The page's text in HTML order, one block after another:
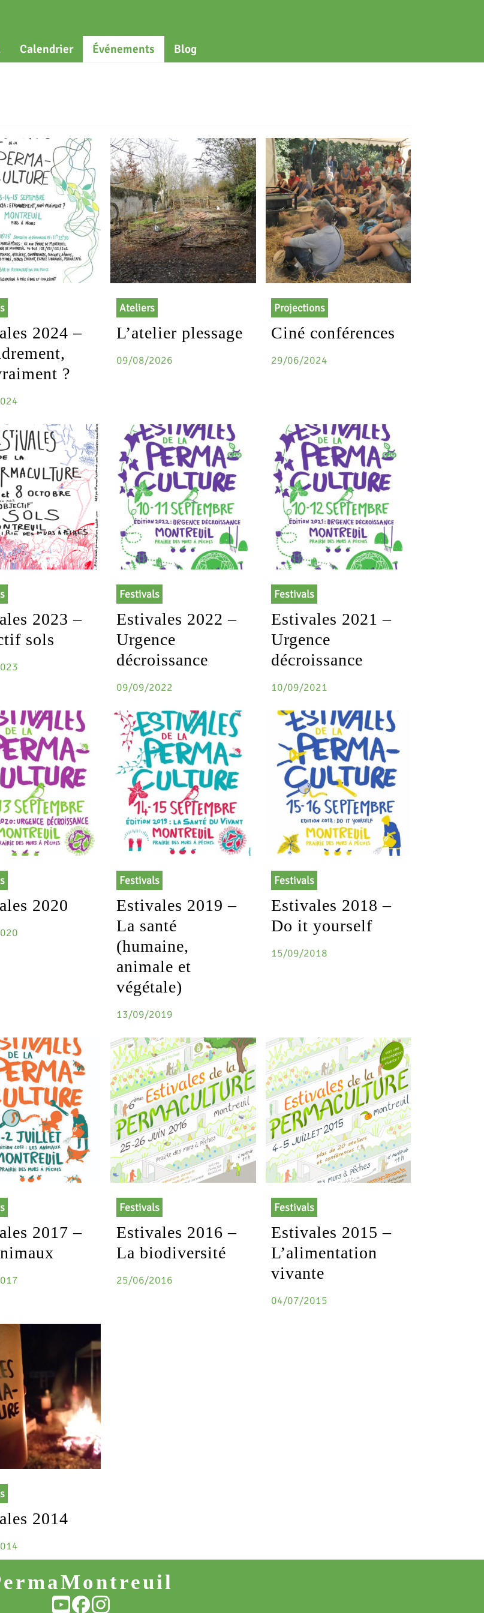
Calendrier Événements Blog
2024 –
?
Ateliers
L’atelier plessage
09/08/2026
Projections
Ciné conférences
29/06/2024
2023 –
sols
Festivals
Estivales 2022 –
Urgence
décroissance
09/09/2022
Festivals
Estivales 2021 –
Urgence
décroissance
10/09/2021
2020
Festivals
Estivales 2019 –
La santé
(humaine,
animale et
végétale)
13/09/2019
Festivals
Estivales 2018 –
Do it yourself
15/09/2018
2017 –
Festivals
Estivales 2016 –
La biodiversité
25/06/2016
Festivals
Estivales 2015 –
L’alimentation
vivante
04/07/2015
2014